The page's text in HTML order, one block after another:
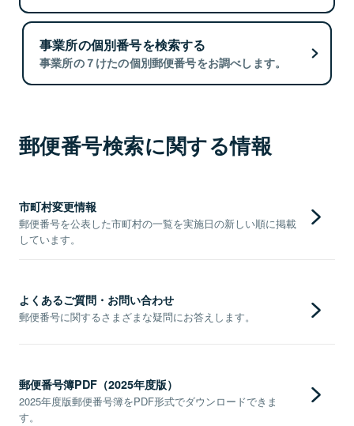
事業所の個別番号を検索する
事業所の７けたの個別郵便番号をお調べします。
郵便番号検索に関する情報
市町村変更情報
郵便番号を公表した市町村の一覧を実施日の新しい順に掲載
しています。
よくあるご質問・お問い合わせ
郵便番号に関するさまざまな疑問にお答えします。
郵便番号簿PDF（2025年度版）
2025年度版郵便番号簿をPDF形式でダウンロードできま
す。